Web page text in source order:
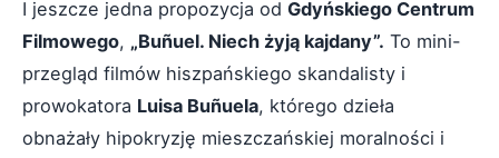
I jeszcze jedna propozycja od Gdyńskiego Centrum
Filmowego, „Buñuel. Niech żyją kajdany”. To mini-
przegląd filmów hiszpańskiego skandalisty i
prowokatora Luisa Buñuela, którego dzieła
obnażały hipokryzję mieszczańskiej moralności i